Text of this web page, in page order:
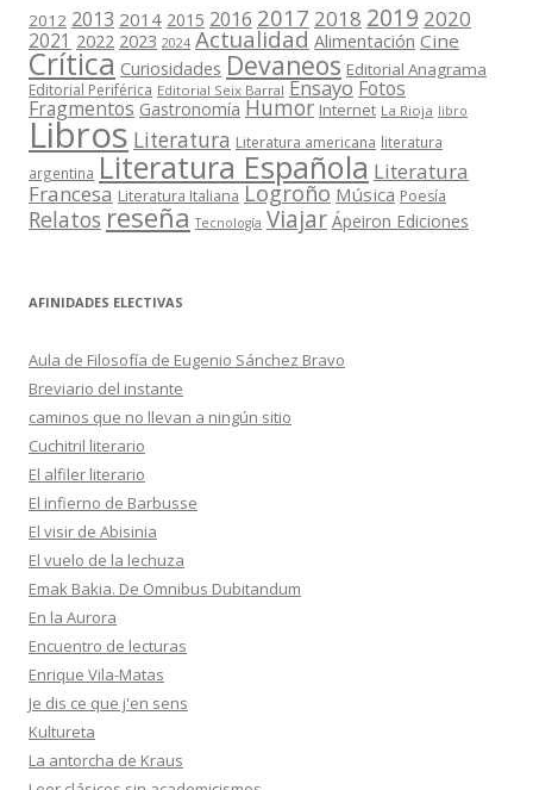
2012 2013 2014 2015 2016 2017 2018 2019 2020
2021 2022 2023 2024 Actualidad Alimentación Cine
Crítica Curiosidades Devaneos Editorial Anagrama
Editorial Periférica Editorial Seix Barral Ensayo Fotos
Fragmentos Gastronomía Humor Internet La Rioja libro
Libros Literatura Literatura americana literatura
argentina Literatura Española Literatura
Francesa Literatura Italiana Logroño Música Poesía
Relatos reseña Tecnología Viajar Ápeiron Ediciones
AFINIDADES ELECTIVAS
Aula de Filosofía de Eugenio Sánchez Bravo
Breviario del instante
caminos que no llevan a ningún sitio
Cuchitril literario
El alfiler literario
El infierno de Barbusse
El visir de Abisinia
El vuelo de la lechuza
Emak Bakia. De Omnibus Dubitandum
En la Aurora
Encuentro de lecturas
Enrique Vila-Matas
Je dis ce que j'en sens
Kultureta
La antorcha de Kraus